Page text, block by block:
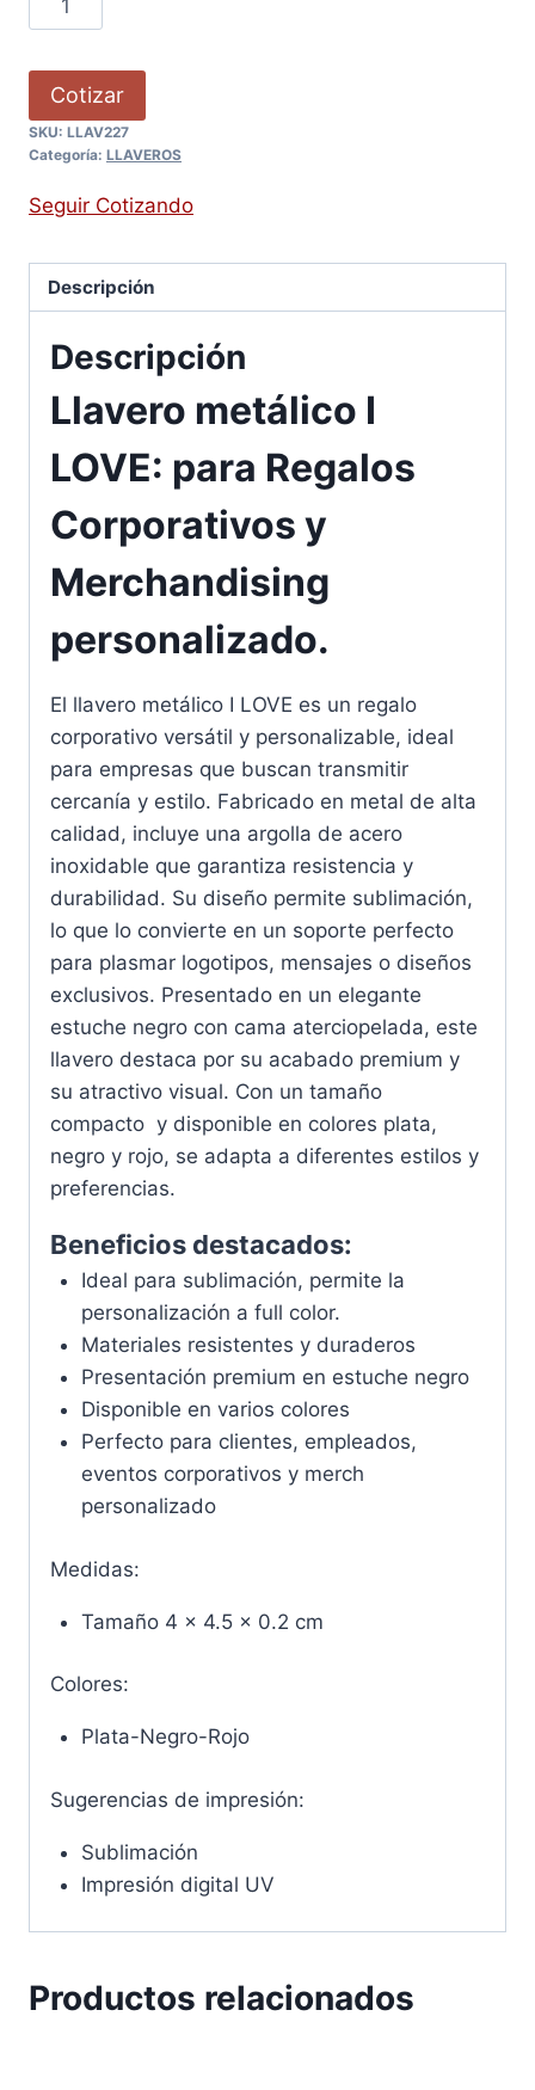
Cotizar
SKU: LLAV227
Categoría: LLAVEROS
Seguir Cotizando
Descripción
Descripción
Llavero metálico I
LOVE: para Regalos
Corporativos y
Merchandising
personalizado.
El llavero metálico I LOVE es un regalo
corporativo versátil y personalizable, ideal
para empresas que buscan transmitir
cercanía y estilo. Fabricado en metal de alta
calidad, incluye una argolla de acero
inoxidable que garantiza resistencia y
durabilidad. Su diseño permite sublimación,
lo que lo convierte en un soporte perfecto
para plasmar logotipos, mensajes o diseños
exclusivos. Presentado en un elegante
estuche negro con cama aterciopelada, este
llavero destaca por su acabado premium y
su atractivo visual. Con un tamaño
compacto y disponible en colores plata,
negro y rojo, se adapta a diferentes estilos y
preferencias.
Beneficios destacados:
Ideal para sublimación, permite la
personalización a full color.
Materiales resistentes y duraderos
Presentación premium en estuche negro
Disponible en varios colores
Perfecto para clientes, empleados,
eventos corporativos y merch
personalizado
Medidas:
Tamaño 4 x 4.5 x 0.2 cm
Colores:
Plata-Negro-Rojo
Sugerencias de impresión:
Sublimación
Impresión digital UV
Productos relacionados